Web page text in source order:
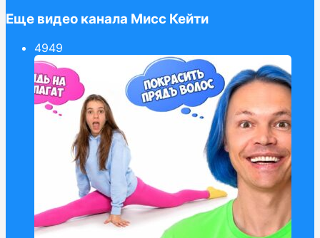
Еще видео канала Мисс Кейти
4949